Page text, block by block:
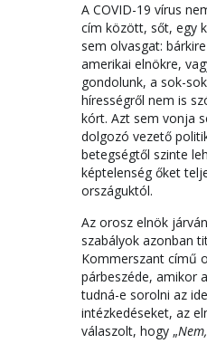
A COVID-19 vírus
cím között, sőt, egy
sem olvasgat:
amerikai elnökre,
gondolunk, a sok-
hírességről nem is
kórt. Azt sem vonja
dolgozó vezető
betegségtől szinte
képtelenség őket
országuktól.
Az orosz elnök
szabályok azonban
Kommerszant című
párbeszéde, amikor
tudná-e sorolni az
intézkedéseket, az
válaszolt, hogy „